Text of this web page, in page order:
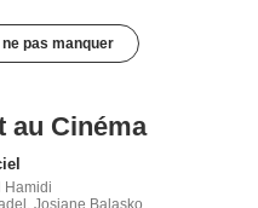
pas manquer
au Cinéma
Hamidi
Josiane Balasko